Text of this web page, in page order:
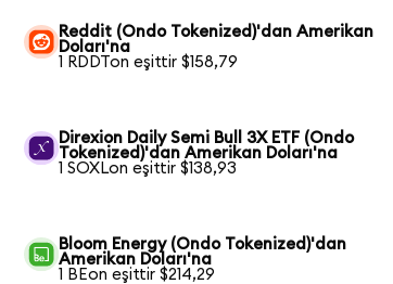
Reddit (Ondo Tokenized)'dan Amerikan
Doları'na
1 RDDTon eşittir $158,79
Direxion Daily Semi Bull 3X ETF (Ondo
Tokenized)'dan Amerikan Doları'na
1 SOXLon eşittir $138,93
Bloom Energy (Ondo Tokenized)'dan
Amerikan Doları'na
1 BEon eşittir $214,29